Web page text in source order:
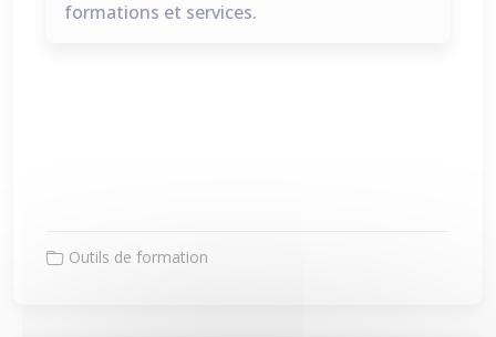
formations et services.
Outils de formation